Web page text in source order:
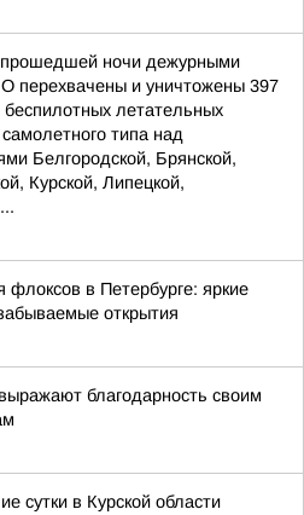
прошедшей ночи дежурными
перехвачены и уничтожены 397
беспилотных летательных
типа над
Белгородской, Брянской,
Курской, Липецкой,
флоксов в Петербурге: яркие
открытия
благодарность своим
сутки в Курской области